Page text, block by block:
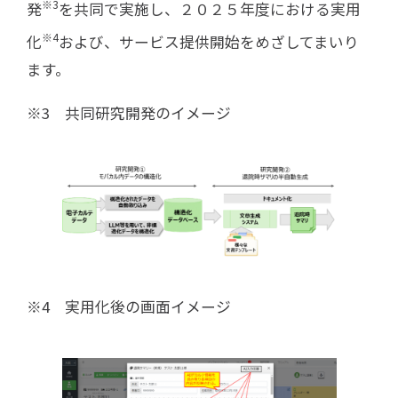
発※3を共同で実施し、２０２５年度における実用
化※4および、サービス提供開始をめざしてまいり
ます。
※3 共同研究開発のイメージ
※4 実用化後の画面イメージ